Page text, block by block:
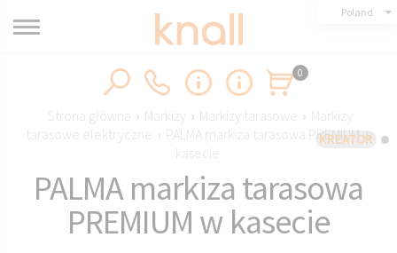
KREATOR
Poland
0
Strona główna › Markizy › Markizy tarasowe › Markizy
tarasowe elektryczne
› PALMA markiza tarasowa PREMIUM w
kasecie
PALMA markiza tarasowa
PREMIUM w kasecie